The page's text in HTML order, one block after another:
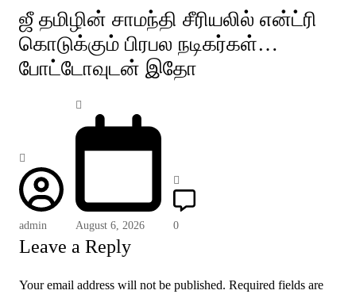
ஜீ தமிழின் சாமந்தி சீரியலில் என்ட்ரி
கொடுக்கும் பிரபல நடிகர்கள்…
போட்டோவுடன் இதோ
admin August 6, 2026 0
Leave a Reply
Your email address will not be published. Required fields are